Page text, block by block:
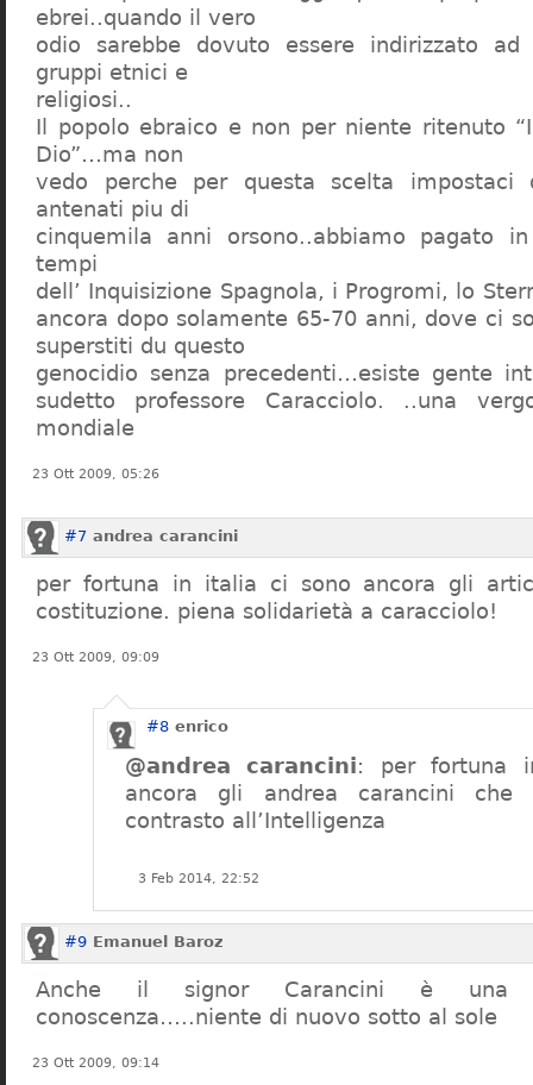
ebrei..quando il vero
odio sarebbe dovuto essere indirizzato
gruppi etnici e
religiosi..
Il popolo ebraico e non per niente ritenuto
Dio”…ma non
vedo perche per questa scelta
antenati piu di
cinquemila anni orsono..abbiamo pagato
tempi
dell’ Inquisizione Spagnola, i Progromi, lo
ancora dopo solamente 65-70 anni, dove ci
superstiti du questo
genocidio senza precedenti…esiste gente
sudetto professore Caracciolo. ..una
mondiale
23 Ott 2009, 05:26
#7 andrea carancini
per fortuna in italia ci sono ancora gli
costituzione. piena solidarietà a caracciolo!
23 Ott 2009, 09:09
#8 enrico
@andrea carancini: per fortuna
ancora gli andrea carancini
contrasto all’Intelligenza
3 Feb 2014, 22:52
#9 Emanuel Baroz
Anche il signor Carancini è una
conoscenza…..niente di nuovo sotto al sole
23 Ott 2009, 09:14